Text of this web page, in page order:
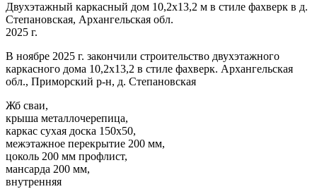
Двухэтажный каркасный дом 10,2х13,2 м в стиле фахверк в д.
Степановская, Архангельская обл.
2025 г.
В ноябре 2025 г. закончили строительство двухэтажного
каркасного дома 10,2х13,2 в стиле фахверк. Архангельская
обл., Приморский р-н, д. Степановская
Жб сваи,
крыша металлочерепица,
каркас сухая доска 150х50,
межэтажное перекрытие 200 мм,
цоколь 200 мм профлист,
мансарда 200 мм,
внутренняя